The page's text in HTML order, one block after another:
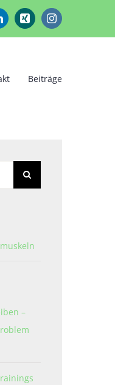
Xing Instagram
Beiträge
–